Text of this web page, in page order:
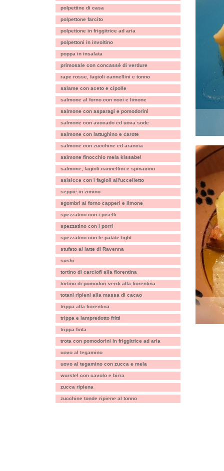
polpettine di casa
polpettone farcito
polpettone in friggitrice ad aria
polpettoni in involtino
poppa in insalata
primosale con concassè di verdure
rape rosse, fagioli cannellini e tonno
salame con aceto e cipolle
salmone al forno con noci e limone
salmone con asparagi e pomodorini
salmone con avocado ed uova sode
salmone con lattughino e carote
salmone con zucchine ed arancia
salmone finocchio mela kissabel
salmone, fagioli cannellini e spinacino
salsicce con i fagioli all'uccelletto
seppie in zimino
sgombri al forno capperi e limone
spezzatino con i piselli
spezzatino con i porri
spezzatino con le patate light
stufato al latte di Ravenna
sushi
tortino di carciofi alla fiorentina
tortino di pomodori verdi alla fiorentina
totani ripieni alla massa di cacao
trippa alla fiorentina
trippa e lampredotto fritti
trippa finta
trota con pomodorini in friggitrice ad aria
uovo al tegamino
uovo al tegamino con zucca e mela
wurstel con cavolo e birra
zucca ripiena
zucchine tonde ripiene al tonno